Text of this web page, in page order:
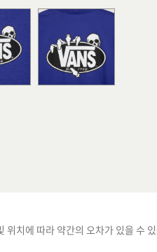
위치에 따라 약간의 오차가 있을 수